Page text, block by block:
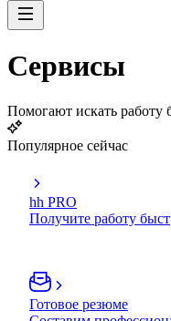
Сервисы
Помогают искать работу
Популярное сейчас
hh PRO
Получите работу
Готовое резюме